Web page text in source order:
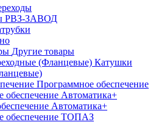
РВЗ-ЗАВОД
Другие товары
Катушки
Программное обеспечение
Автоматика+